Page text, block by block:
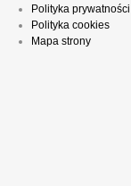
Polityka prywatności
Polityka cookies
Mapa strony